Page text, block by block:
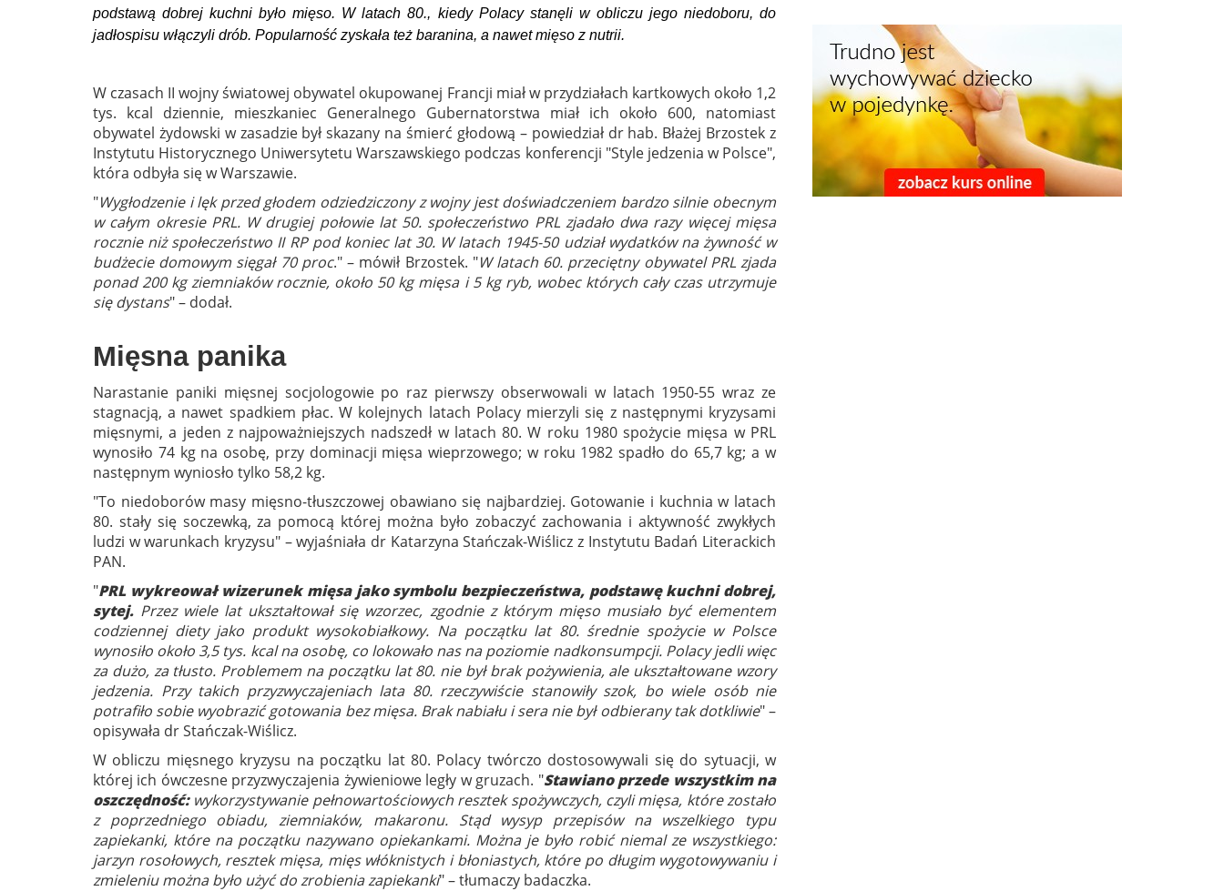
podstawą dobrej kuchni było mięso. W latach 80., kiedy Polacy stanęli w obliczu jego niedoboru, do
jadłospisu włączyli drób. Popularność zyskała też baranina, a nawet mięso z nutrii.
W czasach II wojny światowej obywatel okupowanej Francji miał w przydziałach kartkowych około 1,2
tys. kcal dziennie, mieszkaniec Generalnego Gubernatorstwa miał ich około 600, natomiast
obywatel żydowski w zasadzie był skazany na śmierć głodową – powiedział dr hab. Błażej Brzostek z
Instytutu Historycznego Uniwersytetu Warszawskiego podczas konferencji "Style jedzenia w Polsce",
która odbyła się w Warszawie.
"Wygłodzenie i lęk przed głodem odziedziczony z wojny jest doświadczeniem bardzo silnie obecnym
w całym okresie PRL. W drugiej połowie lat 50. społeczeństwo PRL zjadało dwa razy więcej mięsa
rocznie niż społeczeństwo II RP pod koniec lat 30. W latach 1945-50 udział wydatków na żywność w
budżecie domowym sięgał 70 proc." – mówił Brzostek. "W latach 60. przeciętny obywatel PRL zjada
ponad 200 kg ziemniaków rocznie, około 50 kg mięsa i 5 kg ryb, wobec których cały czas utrzymuje
się dystans" – dodał.
Mięsna panika
Narastanie paniki mięsnej socjologowie po raz pierwszy obserwowali w latach 1950-55 wraz ze
stagnacją, a nawet spadkiem płac. W kolejnych latach Polacy mierzyli się z następnymi kryzysami
mięsnymi, a jeden z najpoważniejszych nadszedł w latach 80. W roku 1980 spożycie mięsa w PRL
wynosiło 74 kg na osobę, przy dominacji mięsa wieprzowego; w roku 1982 spadło do 65,7 kg; a w
następnym wyniosło tylko 58,2 kg.
"To niedoborów masy mięsno-tłuszczowej obawiano się najbardziej. Gotowanie i kuchnia w latach
80. stały się soczewką, za pomocą której można było zobaczyć zachowania i aktywność zwykłych
ludzi w warunkach kryzysu" – wyjaśniała dr Katarzyna Stańczak-Wiślicz z Instytutu Badań Literackich
PAN.
"PRL wykreował wizerunek mięsa jako symbolu bezpieczeństwa, podstawę kuchni dobrej,
sytej. Przez wiele lat ukształtował się wzorzec, zgodnie z którym mięso musiało być elementem
codziennej diety jako produkt wysokobiałkowy. Na początku lat 80. średnie spożycie w Polsce
wynosiło około 3,5 tys. kcal na osobę, co lokowało nas na poziomie nadkonsumpcji. Polacy jedli więc
za dużo, za tłusto. Problemem na początku lat 80. nie był brak pożywienia, ale ukształtowane wzory
jedzenia. Przy takich przyzwyczajeniach lata 80. rzeczywiście stanowiły szok, bo wiele osób nie
potrafiło sobie wyobrazić gotowania bez mięsa. Brak nabiału i sera nie był odbierany tak dotkliwie" –
opisywała dr Stańczak-Wiślicz.
W obliczu mięsnego kryzysu na początku lat 80. Polacy twórczo dostosowywali się do sytuacji, w
której ich ówczesne przyzwyczajenia żywieniowe legły w gruzach. "Stawiano przede wszystkim na
oszczędność: wykorzystywanie pełnowartościowych resztek spożywczych, czyli mięsa, które zostało
z poprzedniego obiadu, ziemniaków, makaronu. Stąd wysyp przepisów na wszelkiego typu
zapiekanki, które na początku nazywano opiekankami. Można je było robić niemal ze wszystkiego:
jarzyn rosołowych, resztek mięsa, mięs włóknistych i błoniastych, które po długim wygotowywaniu i
zmieleniu można było użyć do zrobienia zapiekanki" – tłumaczy badaczka.